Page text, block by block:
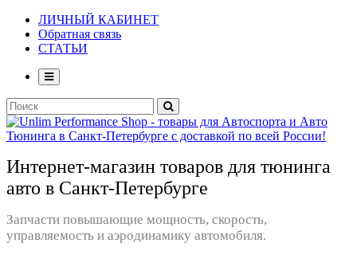
ЛИЧНЫЙ КАБИНЕТ
Обратная связь
СТАТЬИ
Интернет-магазин товаров для тюнинга
авто в Санкт-Петербурге
Запчасти повышающие мощность, скорость,
управляемость и аэродинамику автомобиля.